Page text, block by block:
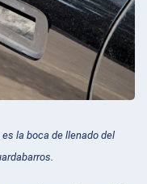
la boca de llenado del